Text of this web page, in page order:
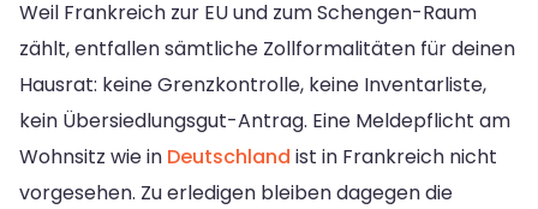
Weil Frankreich zur EU und zum Schengen-Raum
zählt, entfallen sämtliche Zollformalitäten für deinen
Hausrat: keine Grenzkontrolle, keine Inventarliste,
kein Übersiedlungsgut-Antrag. Eine Meldepflicht am
Wohnsitz wie in Deutschland ist in Frankreich nicht
vorgesehen. Zu erledigen bleiben dagegen die